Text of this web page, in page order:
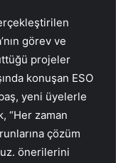
görev ve
projeler
konuşan ESO
yeni üyelerle
“Her zaman
çözüm
önerilerini